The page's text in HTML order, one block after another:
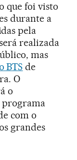
que foi visto
durante a
pela
realizada
mas
BTS de
O
o
programa
com o
grandes